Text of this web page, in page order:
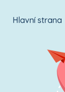
Hlavní strana